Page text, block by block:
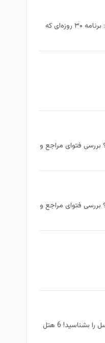
تمرین در خانه بدون تجهیزات: برنامه ۳۰ روزه‌ای که
فتوای مراجع و
فتوای مراجع و
بهترین هتل تهران برای ماه عسل را بشناسید! 6 هتل